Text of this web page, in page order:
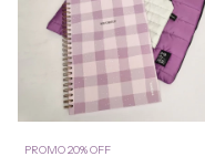
PROMO 20% OFF